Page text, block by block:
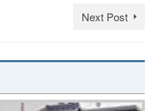
Next Post